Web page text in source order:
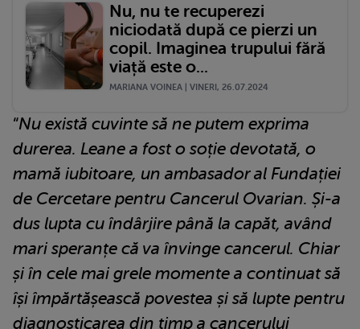
Nu, nu te recuperezi
niciodată după ce pierzi un
copil. Imaginea trupului fără
viață este o...
MARIANA VOINEA | VINERI, 26.07.2024
“Nu există cuvinte să ne putem exprima
durerea. Leane a fost o soție devotată, o
mamă iubitoare, un ambasador al Fundației
de Cercetare pentru Cancerul Ovarian. Și-a
dus lupta cu îndârjire până la capăt, având
mari speranțe că va învinge cancerul. Chiar
și în cele mai grele momente a continuat să
își împărtășească povestea și să lupte pentru
diagnosticarea din timp a cancerului